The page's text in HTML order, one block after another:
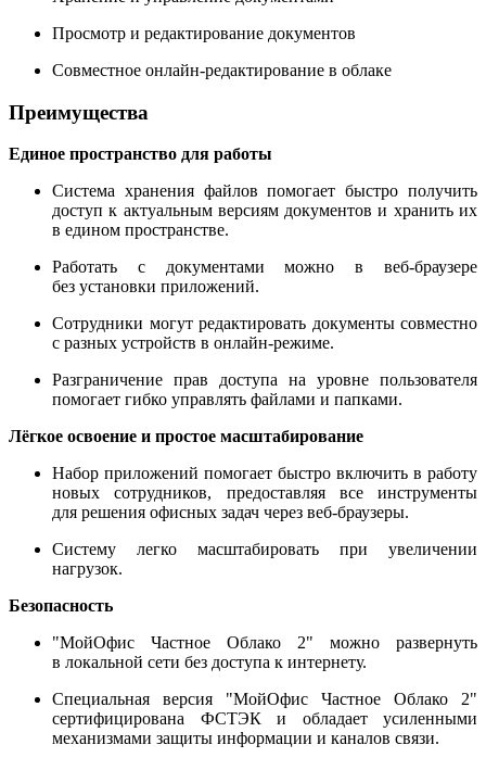
Просмотр и редактирование документов
Совместное онлайн-редактирование в облаке
Преимущества
Единое пространство для работы
Система хранения файлов помогает быстро получить
доступ к актуальным версиям документов и хранить их
в едином пространстве.
Работать с документами можно в веб-браузере
без установки приложений.
Сотрудники могут редактировать документы совместно
с разных устройств в онлайн-режиме.
Разграничение прав доступа на уровне пользователя
помогает гибко управлять файлами и папками.
Лёгкое освоение и простое масштабирование
Набор приложений помогает быстро включить в работу
новых сотрудников, предоставляя все инструменты
для решения офисных задач через веб-браузеры.
Систему легко масштабировать при увеличении
нагрузок.
Безопасность
"МойОфис Частное Облако 2" можно развернуть
в локальной сети без доступа к интернету.
Специальная версия "МойОфис Частное Облако 2"
сертифицирована ФСТЭК и обладает усиленными
механизмами защиты информации и каналов связи.